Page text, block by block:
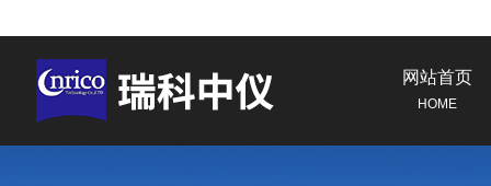
网站首页
HOME